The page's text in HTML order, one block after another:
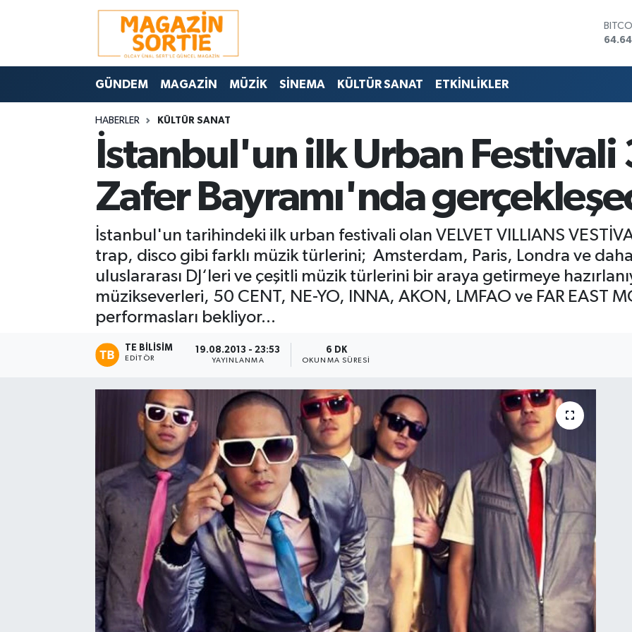
GÜNDEM MAGAZİN MÜZİK SİNEMA KÜLTÜR SANAT ETKİNLİKLER
HABERLER KÜLTÜR SANAT
İstanbul'un ilk Urban Festivali
Zafer Bayramı'nda
İstanbul'un tarihindeki ilk urban festivali olan VELVET VILLIANS
trap, disco gibi farklı müzik türlerini; Amsterdam, Paris, Londra ve
uluslararası DJ‘leri ve çeşitli müzik türlerini bir araya getirmeye
müzikseverleri, 50 CENT, NE-YO, INNA, AKON, LMFAO ve FAR EAST
performasları bekliyor...
TE BILISIM
EDITÖR
19.08.2013 - 23:53
YAYINLANMA
6 DK
OKUNMA SÜRESI
Nöbetçi Eczaneler
Hava Durumu
Trafik Durumu
Süper Lig Puan Durumu ve Fikstür
Tüm Manşetler
Son Dakika Haberleri